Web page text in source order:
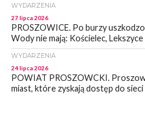
WYDARZENIA
27 lipca 2026
PROSZOWICE. Po burzy
Wody nie mają: Kościelec, Lekszyce
WYDARZENIA
24 lipca 2026
POWIAT PROSZOWCKI.
miast, które zyskają dostęp do